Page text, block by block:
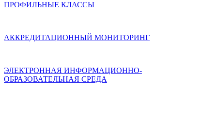
ПРОФИЛЬНЫЕ КЛАССЫ
АККРЕДИТАЦИОННЫЙ МОНИТОРИНГ
ЭЛЕКТРОННАЯ ИНФОРМАЦИОННО-
ОБРАЗОВАТЕЛЬНАЯ СРЕДА